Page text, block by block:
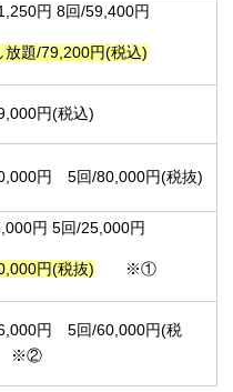
円 8回/59,400円
放題/79,200円(税込)
円(税込)
円 5回/80,000円(税抜)
円 5回/25,000円
円(税抜) ※①
円 5回/60,000円(税
※②